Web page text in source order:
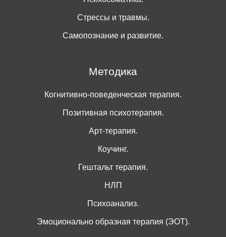
Стрессы и травмы.
Самопознание и развитие.
Методика
Когнитивно-поведенческая терапия.
Позитивная психотерапия.
Арт-терапия.
Коучинг.
Гештальт терапия.
НЛП
Психоанализ.
Эмоционально образная терапия (ЭОТ).